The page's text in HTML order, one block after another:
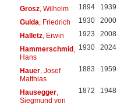
Grosz, Wilhelm 1894 1939
Gulda , Friedrich 1930 2000
Halletz, Erwin 1923 2008
Hammerschmid,
Hans
1930 2024
Hauer, Josef
Matthias
1883 1959
Hausegger,
Siegmund von
1872 1948